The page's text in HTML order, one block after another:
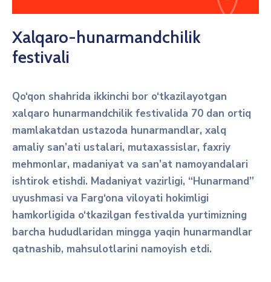
Xalqaro-hunarmandchilik
festivali
Qo‘qon shahrida ikkinchi bor o‘tkazilayotgan
xalqaro hunarmandchilik festivalida 70 dan ortiq
mamlakatdan ustazoda hunarmandlar, xalq
amaliy san’ati ustalari, mutaxassislar, faxriy
mehmonlar, madaniyat va san’at namoyandalari
ishtirok etishdi. Madaniyat vazirligi, “Hunarmand”
uyushmasi va Farg‘ona viloyati hokimligi
hamkorligida o‘tkazilgan festivalda yurtimizning
barcha hududlaridan mingga yaqin hunarmandlar
qatnashib, mahsulotlarini namoyish etdi.